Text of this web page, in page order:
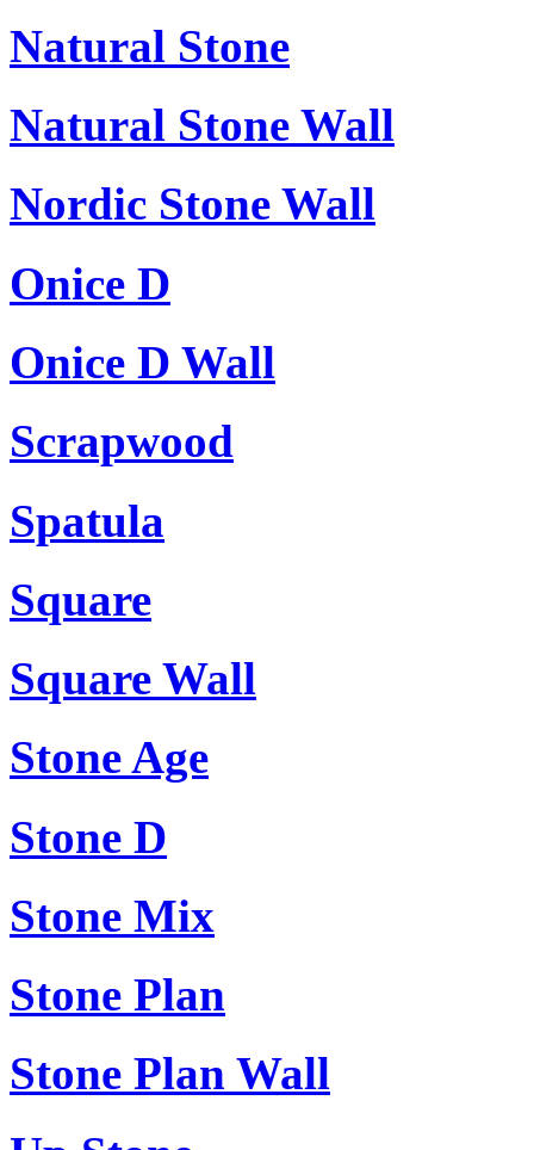
Natural Stone
Natural Stone Wall
Nordic Stone Wall
Onice D
Onice D Wall
Scrapwood
Spatula
Square
Square Wall
Stone Age
Stone D
Stone Mix
Stone Plan
Stone Plan Wall